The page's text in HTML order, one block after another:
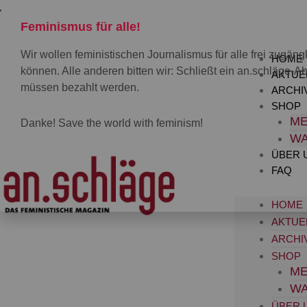
Zum
Inhalt
HOME
SHOP
ÜBER
FAQ
HOME
SHOP
Feminismus für alle!
Wir wollen feministischen Journalismus für alle frei
können. Alle anderen bitten wir: Schließt ein an.schläge-
müssen bezahlt werden.
Danke! Save the world with feminism!